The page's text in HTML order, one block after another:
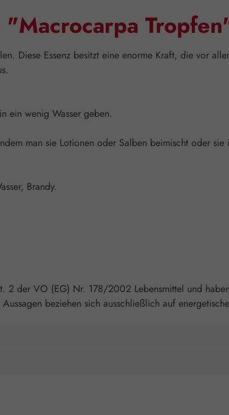
Diese Essenz besitzt eine enorme Kraft, die vor
ein wenig Wasser geben.
man sie Lotionen oder Salben beimischt oder
Brandy.
2 der VO (EG) Nr. 178/2002 Lebensmittel und
beziehen sich ausschließlich auf